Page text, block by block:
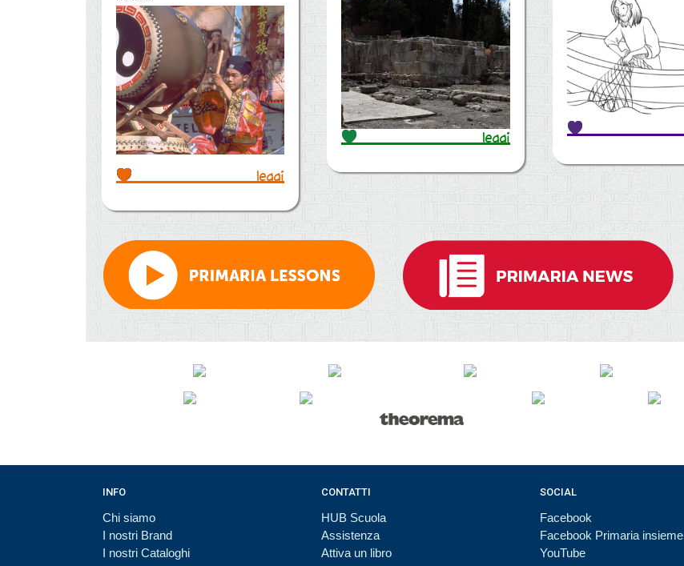
leggi
leggi
INFO
Chi siamo
I nostri Brand
I nostri Cataloghi
CONTATTI
HUB Scuola
Assistenza
Attiva un libro
SOCIAL
Facebook
Facebook Primaria insieme
YouTube